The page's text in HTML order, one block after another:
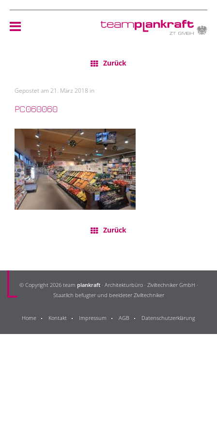
TEAM
REFERENZEN
ÖKOLOGIE
KONTAKT
Zurück
Gepostet am 21. März 2018 in
PC060060
Zurück
© Copyright 2026 team plankraft· Architekturbüro · Ziviltechniker GmbH ·
Staatlich befugter und beeideter Ziviltechniker
Home Kontakt Impressum AGB Datenschutzerklärung